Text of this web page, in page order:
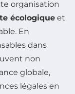
organisation
écologique et
En
dans
non
globale,
légales en